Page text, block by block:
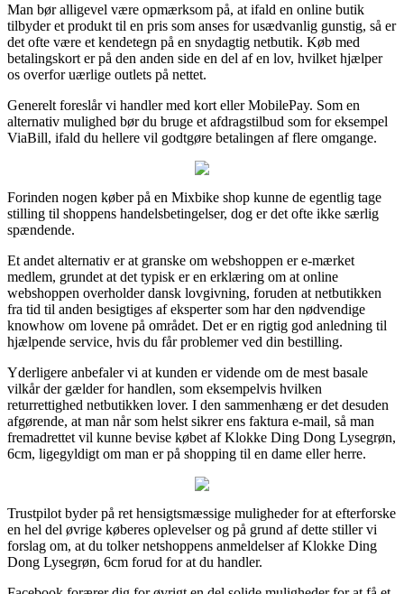
Man bør alligevel være opmærksom på, at ifald en online butik
tilbyder et produkt til en pris som anses for usædvanlig gunstig, så er
det ofte være et kendetegn på en snydagtig netbutik. Køb med
betalingskort er på den anden side en del af en lov, hvilket hjælper
os overfor uærlige outlets på nettet.
Generelt foreslår vi handler med kort eller MobilePay. Som en
alternativ mulighed bør du bruge et afdragstilbud som for eksempel
ViaBill, ifald du hellere vil godtgøre betalingen af flere omgange.
Forinden nogen køber på en Mixbike shop kunne de egentlig tage
stilling til shoppens handelsbetingelser, dog er det ofte ikke særlig
spændende.
Et andet alternativ er at granske om webshoppen er e-mærket
medlem, grundet at det typisk er en erklæring om at online
webshoppen overholder dansk lovgivning, foruden at netbutikken
fra tid til anden besigtiges af eksperter som har den nødvendige
knowhow om lovene på området. Det er en rigtig god anledning til
hjælpende service, hvis du får problemer ved din bestilling.
Yderligere anbefaler vi at kunden er vidende om de mest basale
vilkår der gælder for handlen, som eksempelvis hvilken
returrettighed netbutikken lover. I den sammenhæng er det desuden
afgørende, at man når som helst sikrer ens faktura e-mail, så man
fremadrettet vil kunne bevise købet af Klokke Ding Dong Lysegrøn,
6cm, ligegyldigt om man er på shopping til en dame eller herre.
Trustpilot byder på ret hensigtsmæssige muligheder for at efterforske
en hel del øvrige køberes oplevelser og på grund af dette stiller vi
forslag om, at du tolker netshoppens anmeldelser af Klokke Ding
Dong Lysegrøn, 6cm forud for at du handler.